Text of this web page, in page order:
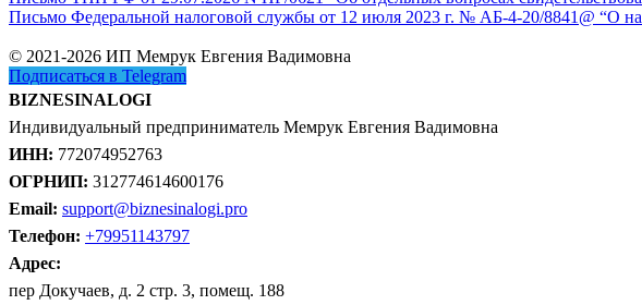
Письмо Федеральной налоговой службы от 12 июля 2023 г. № АБ-4-20/8841@ “О
© 2021-2026 ИП Мемрук Евгения Вадимовна
Подписаться в Telegram
BIZNESINALOGI
Индивидуальный предприниматель Мемрук Евгения Вадимовна
ИНН: 772074952763
ОГРНИП: 312774614600176
Email: support@biznesinalogi.pro
Телефон: +79951143797
Адрес:
пер Докучаев, д. 2 стр. 3, помещ. 188